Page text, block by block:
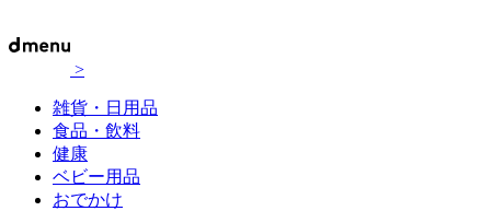
>
雑貨・日用品
食品・飲料
健康
ベビー用品
おでかけ